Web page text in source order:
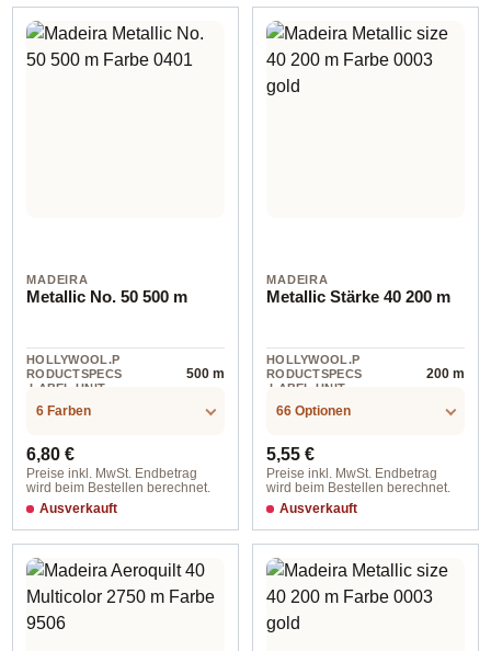
MADEIRA
Metallic No. 50 500 m
HOLLYWOOL.P
RODUCTSPECS
.LABEL.UNIT
500 m
6 Farben
Regulärer Preis:
6,80 €
Preise inkl. MwSt. Endbetrag
wird beim Bestellen berechnet.
Ausverkauft
MADEIRA
Metallic Stärke 40 200 m
HOLLYWOOL.P
RODUCTSPECS
.LABEL.UNIT
200 m
66 Optionen
Regulärer Preis:
5,55 €
Preise inkl. MwSt. Endbetrag
wird beim Bestellen berechnet.
Ausverkauft